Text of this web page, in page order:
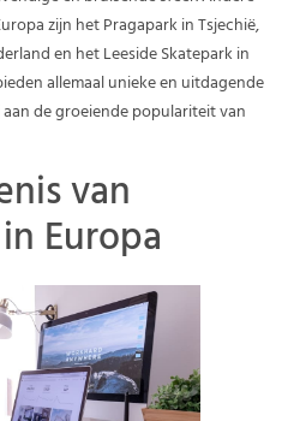
zijn het Pragapark in Tsjechië,
en het Leeside Skatepark in
allemaal unieke en uitdagende
de groeiende populariteit van
van
Europa